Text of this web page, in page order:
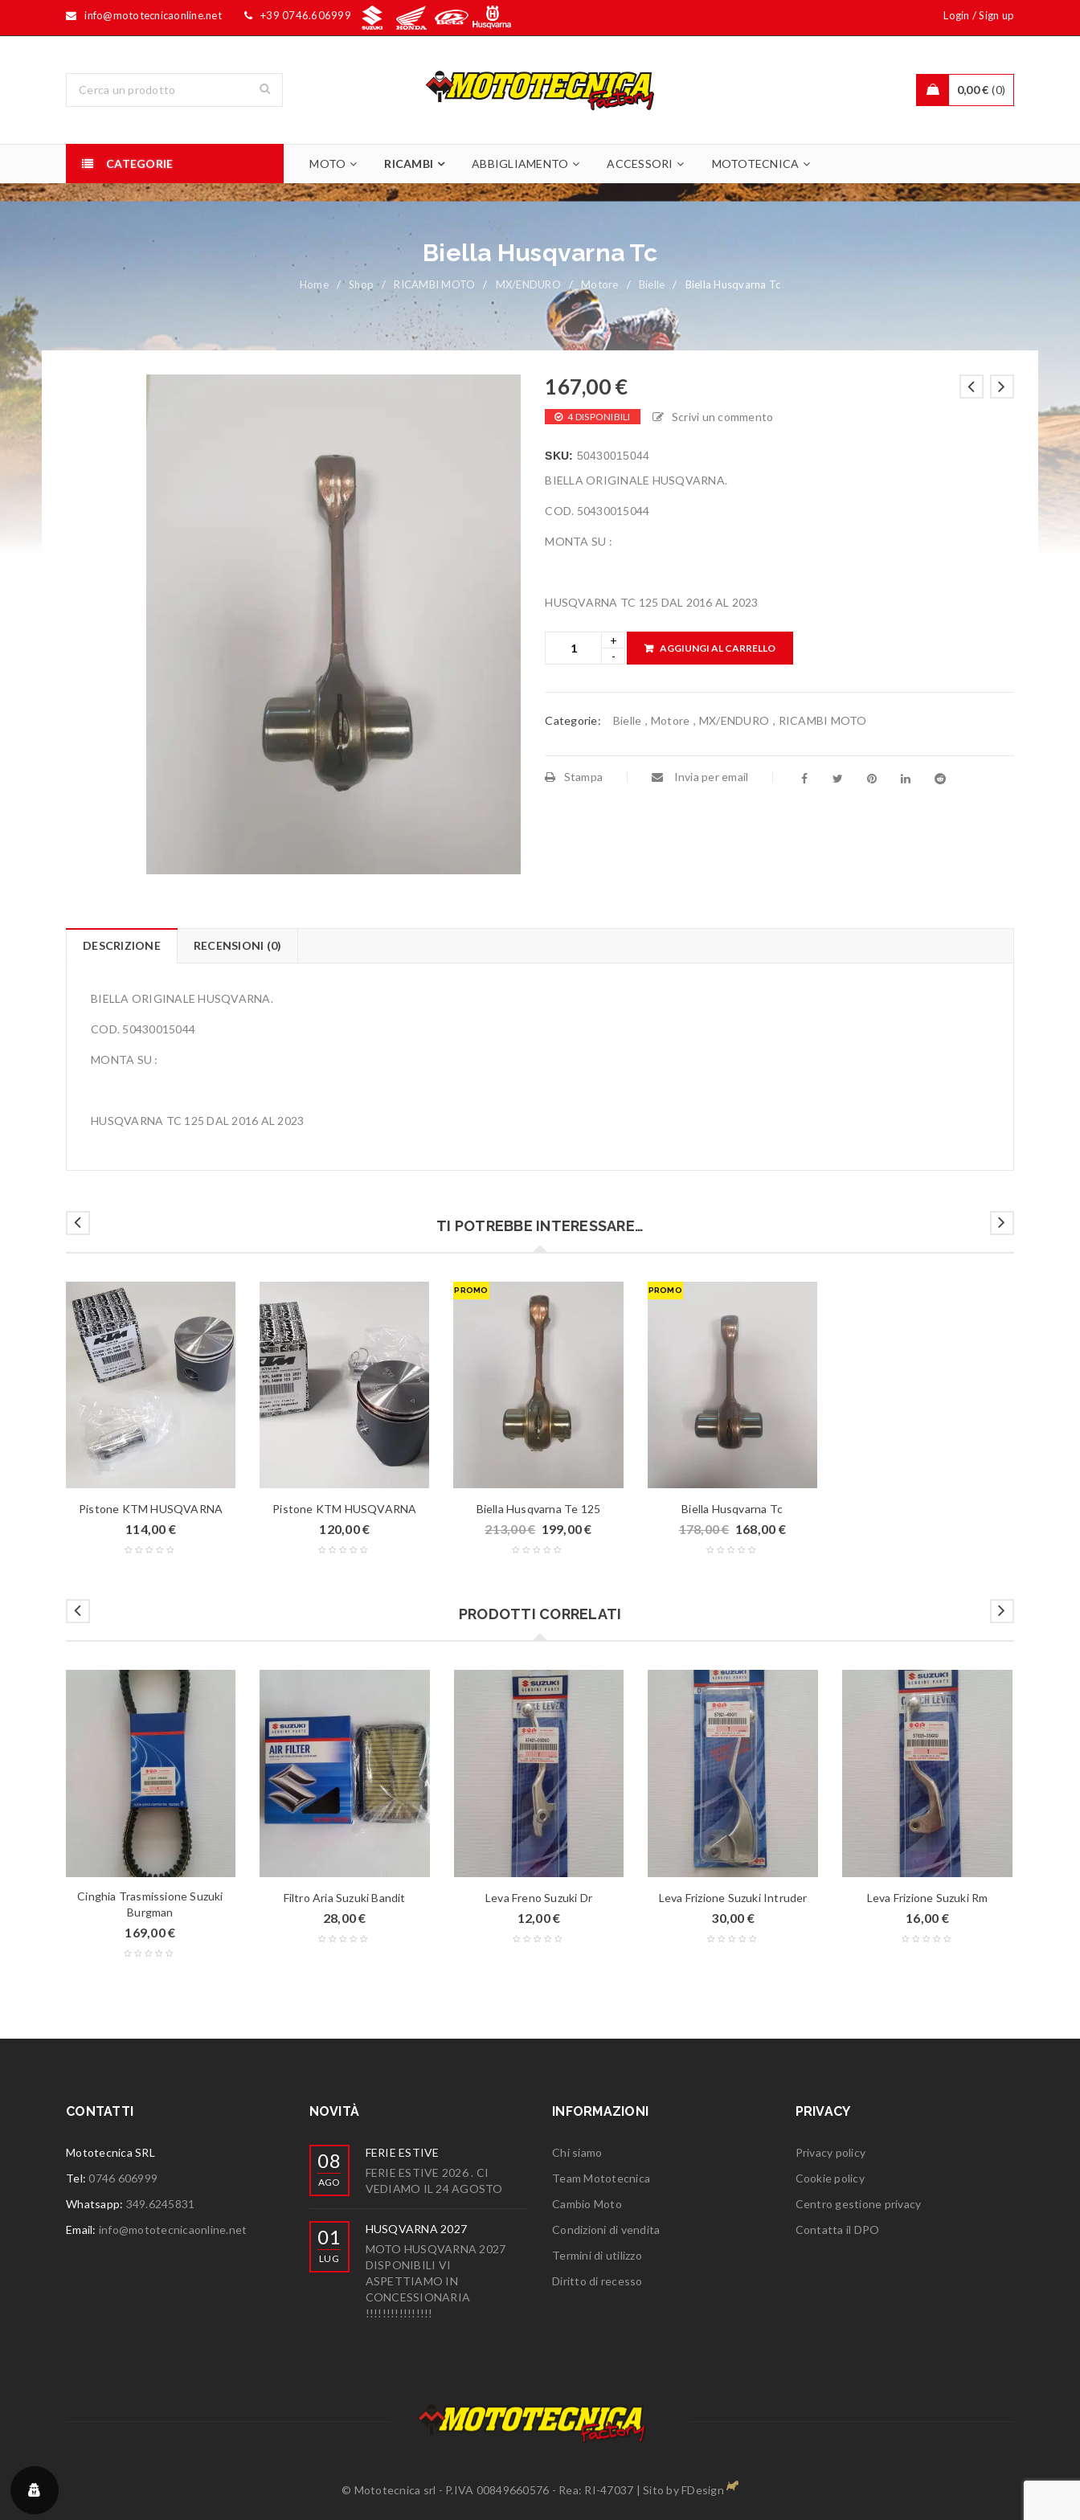
info@mototecnicaonline.net +39 0746.606999 Login /Sign up
0,00€ 0
CATEGORIE MOTO RICAMBI ABBIGLIAMENTO ACCESSORI MOTOTECNICA
Biella Husqvarna Tc
Home / Shop / RICAMBI MOTO / MX/ENDURO / Motore / Bielle / Biella Husqvarna Tc
167,00€
4 DISPONIBILI Scrivi un commento
SKU: 50430015044
BIELLA ORIGINALE HUSQVARNA.
COD. 50430015044
MONTA SU :
HUSQVARNA TC 125 DAL 2016 AL 2023
AGGIUNGI AL CARRELLO
Categorie: Bielle , Motore , MX/ENDURO , RICAMBI MOTO
Stampa Invia per email
DESCRIZIONE RECENSIONI (0)
BIELLA ORIGINALE HUSQVARNA.
COD. 50430015044
MONTA SU :
HUSQVARNA TC 125 DAL 2016 AL 2023
TI POTREBBE INTERESSARE…
Pistone KTM HUSQVARNA
114,00 €
Pistone KTM HUSQVARNA
120,00€
PROMO
Biella Husqvarna Te 125
213,00€ 199,00€
PROMO
Biella Husqvarna Tc
178,00€ 168,00 €
PRODOTTI CORRELATI
Cinghia Trasmissione Suzuki
Burgman
169,00€
Filtro Aria Suzuki Bandit
28,00€
Leva Freno Suzuki Dr
12,00€
Leva Frizione Suzuki Intruder
30,00 €
Leva Frizione Suzuki Rm
16,00 €
CONTATTI
Mototecnica SRL
Tel:0746 606999
Whatsapp: 349.6245831
Email: info@mototecnicaonline.net
NOVITÀ
08
AGO
FERIE ESTIVE
FERIE ESTIVE 2026 . CI
VEDIAMO IL 24 AGOSTO
01
LUG
HUSQVARNA 2027
MOTO HUSQVARNA 2027
DISPONIBILI VI
ASPETTIAMO IN
CONCESSIONARIA
!!!!!!!!!!!!!!!!
INFORMAZIONI
Chi siamo
Team Mototecnica
Cambio Moto
Condizioni di vendita
Termini di utilizzo
Diritto di recesso
PRIVACY
Privacy policy
Cookie policy
Centro gestione privacy
Contatta il DPO
© Mototecnica srl - P.IVA 00849660576 - Rea: RI-47037 | Sito byFDesign